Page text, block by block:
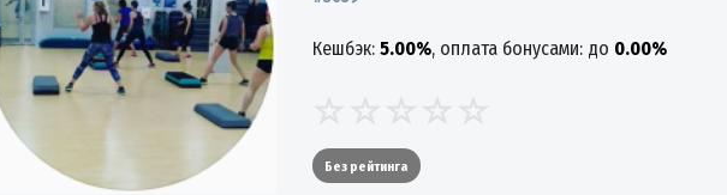
Кешбэк: 5.00%, оплата бонусами: до 0.00%
Без рейтинга